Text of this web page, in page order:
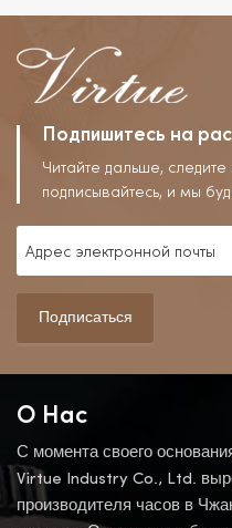
Подпишитесь на
Читайте дальше,
подписывайтесь, и мы
Подписаться
О Нас
С момента своего
Virtue Industry Co., Ltd.
производителя часов в